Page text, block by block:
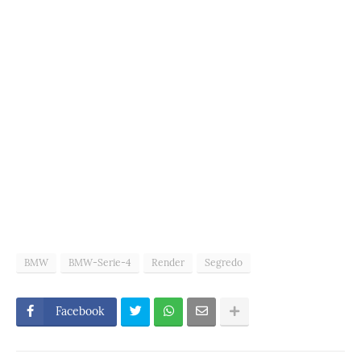
BMW BMW-Serie-4 Render Segredo
Facebook